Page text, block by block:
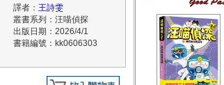
譯者： 王詩雯
叢書系列：汪喵偵探
出版日期：2026/4/1
書籍編號：kk0606303